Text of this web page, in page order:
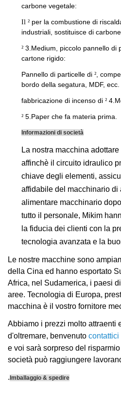
carbone vegetale:
Il ² per la combustione di
industriali, sostituisce di
² 3.Medium, piccolo pannello di
cartone rigido:
Pannello di particelle di ² ,
bordo della segatura, MDF, ecc.
fabbricazione di incenso di ²
² 5.Paper che fa materia prima.
Informazioni di società
La nostra macchina
affinchè il circuito idraulico
chiave degli elementi,
affidabile del macchinario di
alimentare macchinario
tutto il personale, Mikim
la fiducia dei clienti con la
tecnologia avanzata e la
Le nostre macchine sono
della Cina ed hanno esportato
Africa, nel Sudamerica, i paesi
aree. Tecnologia di Europa,
macchina è il vostro fornitore
Abbiamo i prezzi molto attraenti
d'oltremare, benvenuto contattici
e voi sarà sorpreso del
società può raggiungere
. Imballaggio & spedire